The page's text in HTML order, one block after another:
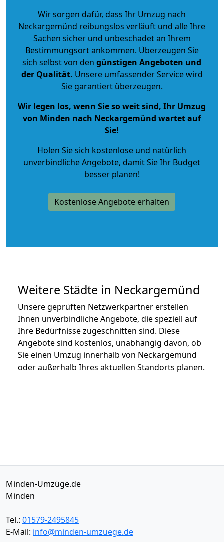
Wir sorgen dafür, dass Ihr Umzug nach
Neckargemünd reibungslos verläuft und alle Ihre
Sachen sicher und unbeschadet an Ihrem
Bestimmungsort ankommen. Überzeugen Sie
sich selbst von den günstigen Angeboten und
der Qualität. Unsere umfassender Service wird
Sie garantiert überzeugen.
Wir legen los, wenn Sie so weit sind, Ihr Umzug
von Minden nach Neckargemünd wartet auf
Sie!
Holen Sie sich kostenlose und natürlich
unverbindliche Angebote, damit Sie Ihr Budget
besser planen!
Kostenlose Angebote erhalten
Weitere Städte in Neckargemünd
Unsere geprüften Netzwerkpartner erstellen
Ihnen unverbindliche Angebote, die speziell auf
Ihre Bedürfnisse zugeschnitten sind. Diese
Angebote sind kostenlos, unabhängig davon, ob
Sie einen Umzug innerhalb von Neckargemünd
oder außerhalb Ihres aktuellen Standorts planen.
Minden-Umzüge.de
Minden
Tel.: 01579-2495845
E-Mail: info@minden-umzuege.de